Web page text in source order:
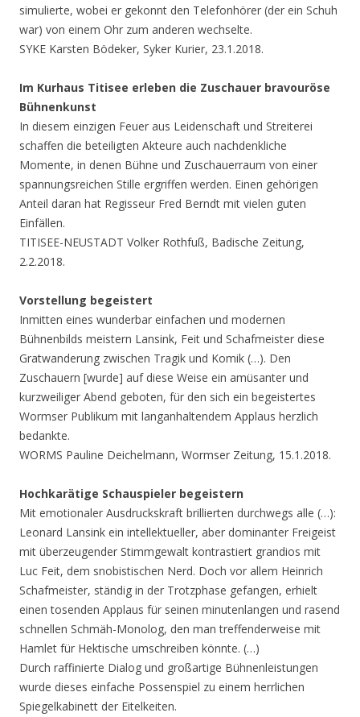
simulierte, wobei er gekonnt den Telefonhörer (der ein Schuh
war) von einem Ohr zum anderen wechselte.
SYKE Karsten Bödeker, Syker Kurier, 23.1.2018.
Im Kurhaus Titisee erleben die Zuschauer bravouröse
Bühnenkunst
In diesem einzigen Feuer aus Leidenschaft und Streiterei
schaffen die beteiligten Akteure auch nachdenkliche
Momente, in denen Bühne und Zuschauerraum von einer
spannungsreichen Stille ergriffen werden. Einen gehörigen
Anteil daran hat Regisseur Fred Berndt mit vielen guten
Einfällen.
TITISEE-NEUSTADT Volker Rothfuß, Badische Zeitung,
2.2.2018.
Vorstellung begeistert
Inmitten eines wunderbar einfachen und modernen
Bühnenbilds meistern Lansink, Feit und Schafmeister diese
Gratwanderung zwischen Tragik und Komik (…). Den
Zuschauern [wurde] auf diese Weise ein amüsanter und
kurzweiliger Abend geboten, für den sich ein begeistertes
Wormser Publikum mit langanhaltendem Applaus herzlich
bedankte.
WORMS Pauline Deichelmann, Wormser Zeitung, 15.1.2018.
Hochkarätige Schauspieler begeistern
Mit emotionaler Ausdruckskraft brillierten durchwegs alle (…):
Leonard Lansink ein intellektueller, aber dominanter Freigeist
mit überzeugender Stimmgewalt kontrastiert grandios mit
Luc Feit, dem snobistischen Nerd. Doch vor allem Heinrich
Schafmeister, ständig in der Trotzphase gefangen, erhielt
einen tosenden Applaus für seinen minutenlangen und rasend
schnellen Schmäh-Monolog, den man treffenderweise mit
Hamlet für Hektische umschreiben könnte. (…)
Durch raffinierte Dialog und großartige Bühnenleistungen
wurde dieses einfache Possenspiel zu einem herrlichen
Spiegelkabinett der Eitelkeiten.